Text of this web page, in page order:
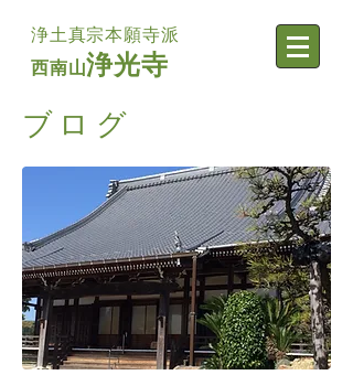
浄土真宗本願寺派
西南山浄光寺
​ブログ